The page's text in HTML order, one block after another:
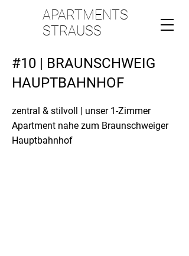
APARTMENTS
STRAUSS
#10 | BRAUNSCHWEIG
HAUPTBAHNHOF
zentral & stilvoll | unser 1-Zimmer
Apartment nahe zum Braunschweiger
Hauptbahnhof